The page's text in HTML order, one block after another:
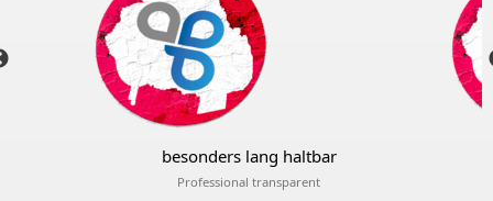
besonders lang haltbar
Professional transparent